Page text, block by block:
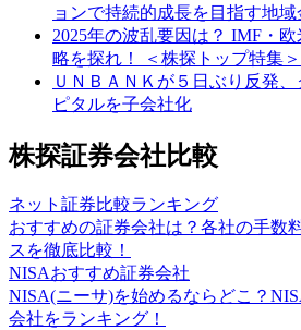
ョンで持続的成長を目指す地
2025年の波乱要因は？ IMF・
略を探れ！ ＜株探トップ特集＞
ＵＮＢＡＮＫが５日ぶり反発
ピタルを子会社化
株探証券会社比較
ネット証券比較ランキング
おすすめの証券会社は？各社の手数
スを徹底比較！
NISAおすすめ証券会社
NISA(ニーサ)を始めるならどこ？
会社をランキング！